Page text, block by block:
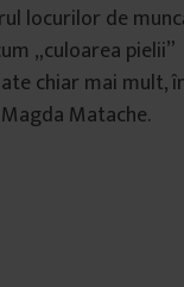
locurilor de
„culoarea pielii”
chiar mai mult,
Matache.